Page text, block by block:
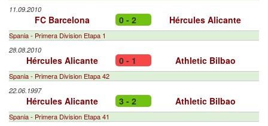
11.09.2010
FC Barcelona 0 - 2 Hércules Alicante
Spania - Primera Division Etapa 1
28.08.2010
Hércules Alicante 0 - 1 Athletic Bilbao
Spania - Primera Division Etapa 42
22.06.1997
Hércules Alicante 3 - 2 Athletic Bilbao
Spania - Primera Division Etapa 41